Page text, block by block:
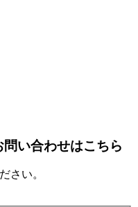
い合わせはこちら
さい。